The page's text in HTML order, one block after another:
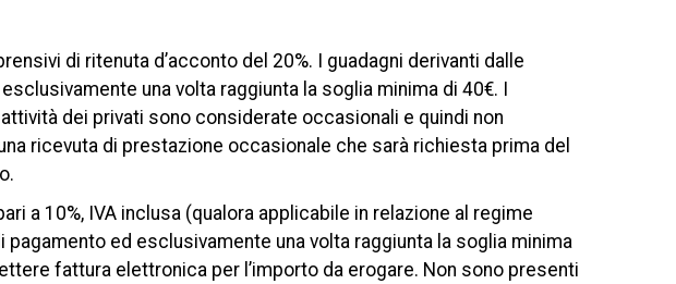
di ritenuta d’acconto del 20%. I guadagni derivanti dalle
una volta raggiunta la soglia minima di 40€. I
dei privati sono considerate occasionali e quindi non
ricevuta di prestazione occasionale che sarà richiesta prima del
a 10%, IVA inclusa (qualora applicabile in relazione al regime
ed esclusivamente una volta raggiunta la soglia minima
fattura elettronica per l’importo da erogare. Non sono presenti